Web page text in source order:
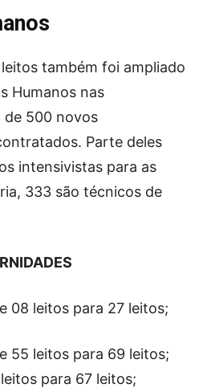
também foi ampliado
Humanos nas
de 500 novos
Parte deles
intensivistas para as
333 são técnicos de
08 leitos para 27 leitos;
55 leitos para 69 leitos;
para 67 leitos;